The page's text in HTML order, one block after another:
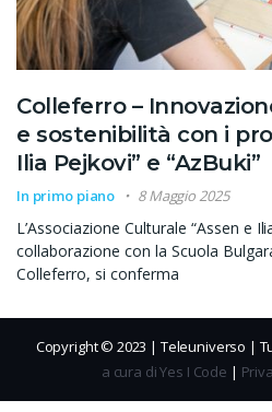
Colleferro –
e sostenibilità con i
Ilia Pejkovi” e “AzBuki”
In primo piano 8 Maggio 2025
L’Associazione Culturale “Assen e
collaborazione con la Scuola
Colleferro, si conferma
Copyright © 2023 | Teleuniverso |
a cura di Yes I Code |